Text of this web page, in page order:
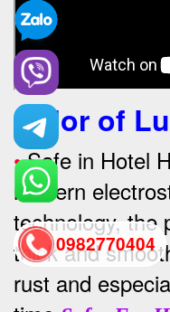
Color of
• Safe in Hotel
modern
technology, the
thick and
rust and
0982770404